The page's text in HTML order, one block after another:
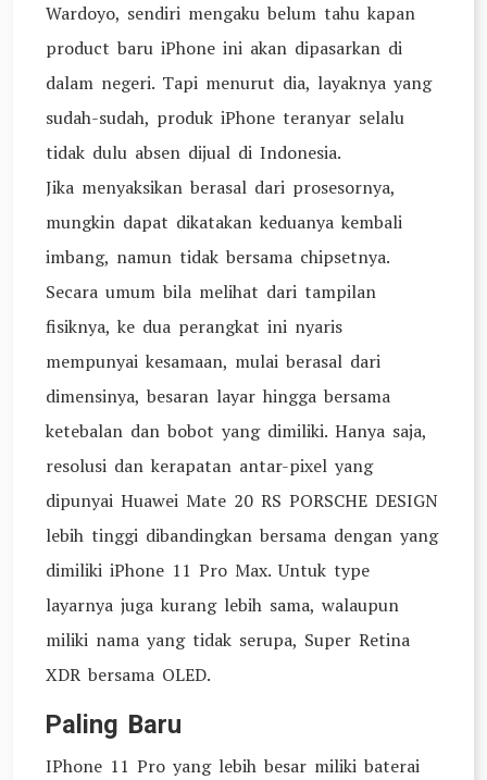
Wardoyo, sendiri mengaku belum tahu kapan
product baru iPhone ini akan dipasarkan di
dalam negeri. Tapi menurut dia, layaknya yang
sudah-sudah, produk iPhone teranyar selalu
tidak dulu absen dijual di Indonesia.
Jika menyaksikan berasal dari prosesornya,
mungkin dapat dikatakan keduanya kembali
imbang, namun tidak bersama chipsetnya.
Secara umum bila melihat dari tampilan
fisiknya, ke dua perangkat ini nyaris
mempunyai kesamaan, mulai berasal dari
dimensinya, besaran layar hingga bersama
ketebalan dan bobot yang dimiliki. Hanya saja,
resolusi dan kerapatan antar-pixel yang
dipunyai Huawei Mate 20 RS PORSCHE DESIGN
lebih tinggi dibandingkan bersama dengan yang
dimiliki iPhone 11 Pro Max. Untuk type
layarnya juga kurang lebih sama, walaupun
miliki nama yang tidak serupa, Super Retina
XDR bersama OLED.
Paling Baru
IPhone 11 Pro yang lebih besar miliki baterai